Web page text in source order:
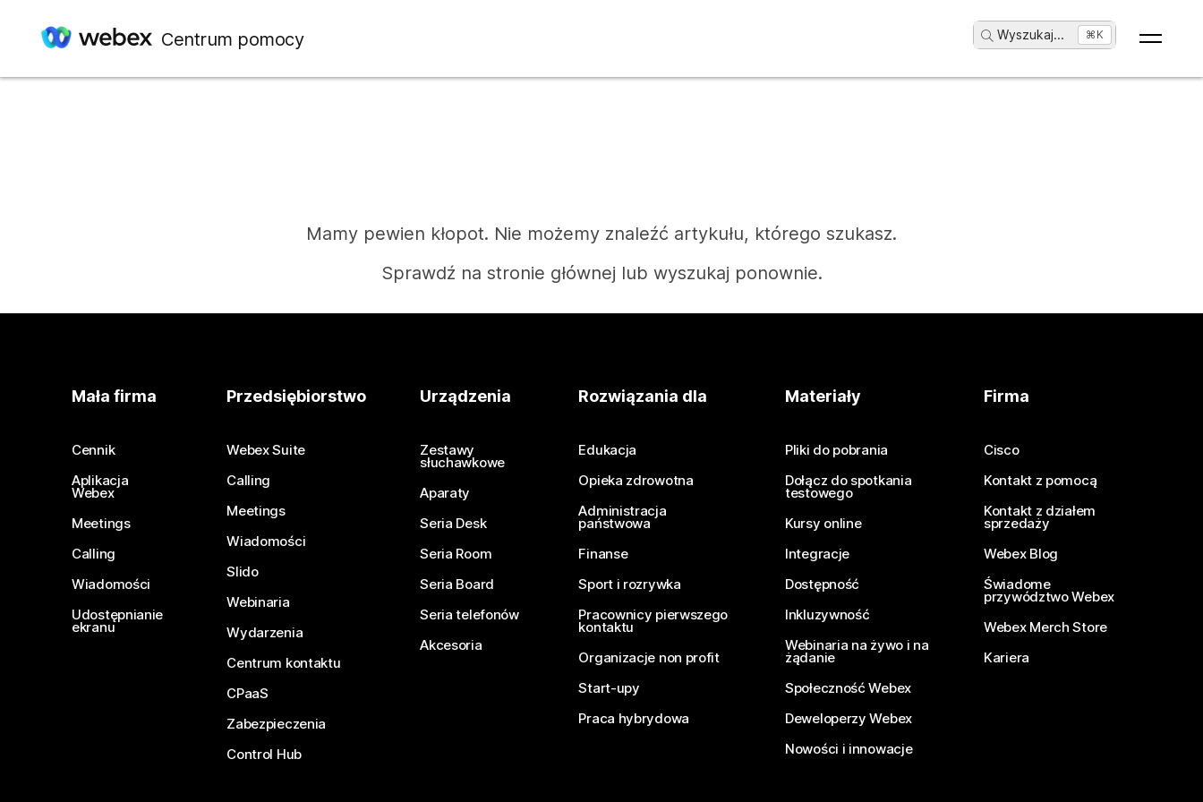
Centrum pomocy Wyszukaj... ⌘K
Mamy pewien kłopot. Nie możemy znaleźć artykułu, którego szukasz.
Sprawdź na stronie głównej lub wyszukaj ponownie.
Potrzebujesz odpowiedzi?
Prześlij pytanie
Mała firma
Cennik
Aplikacja
Webex
Meetings
Calling
Wiadomości
Udostępnianie
ekranu
Przedsiębiorstwo
Webex Suite
Calling
Meetings
Wiadomości
Slido
Webinaria
Wydarzenia
Centrum kontaktu
CPaaS
Zabezpieczenia
Control Hub
Urządzenia
Zestawy
słuchawkowe
Aparaty
Seria Desk
Seria Room
Seria Board
Seria telefonów
Akcesoria
Rozwiązania dla
Edukacja
Opieka zdrowotna
Administracja
państwowa
Finanse
Sport i rozrywka
Pracownicy pierwszego
kontaktu
Organizacje non profit
Start-upy
Praca hybrydowa
Materiały
Pliki do pobrania
Dołącz do spotkania
testowego
Kursy online
Integracje
Dostępność
Inkluzywność
Webinaria na żywo i na
żądanie
Społeczność Webex
Deweloperzy Webex
Nowości i innowacje
Firma
Cisco
Kontakt z pomocą
Kontakt z działem
sprzedaży
Webex Blog
Świadome
przywództwo Webex
Webex Merch Store
Kariera